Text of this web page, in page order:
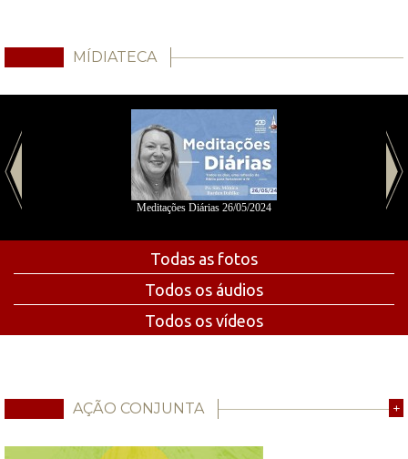
MÍDIATECA
Meditações Diárias 26/05/2024
Todas as fotos
Todos os áudios
Todos os vídeos
AÇÃO CONJUNTA +